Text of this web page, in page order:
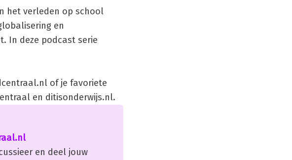
het verleden op school
en
In deze podcast serie
of je favoriete
en ditisonderwijs.nl.
en deel jouw